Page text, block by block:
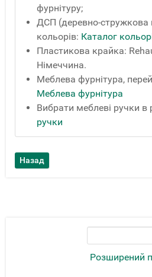
Розширений
фурнітуру;
ДСП (деревно-стружкова
кольорів: Каталог
Пластикова крайка:
Німеччина.
Меблева фурнітура,
Меблева фурнітура
Вибрати меблеві ручки в
ручки